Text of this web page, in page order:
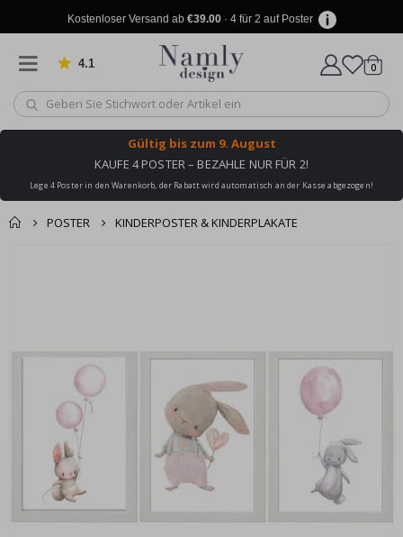
Kostenloser Versand ab €39.00· 4 für 2 auf Poster
4.1 von 1029 Bewertungen
Wagen
0
Gültig bis zum 9. August
KAUFE 4 POSTER – BEZAHLE NUR FÜR 2!
Lege 4 Poster in den Warenkorb, der Rabatt wird automatisch an der Kasse abgezogen!
POSTER KINDERPOSTER & KINDERPLAKATE
erreicht!